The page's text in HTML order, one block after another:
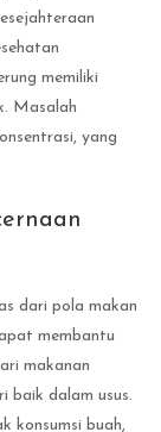
memiliki
Masalah
yang
dari pola makan
membantu
makanan
baik dalam usus.
konsumsi buah,